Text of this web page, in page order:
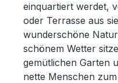
einquartiert werdet,
oder Terrasse aus
wunderschöne
schönem Wetter
gemütlichen Garten
nette Menschen